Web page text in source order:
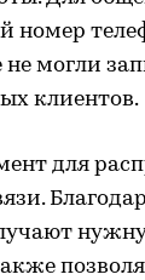
номер
могли
клиентов.
для